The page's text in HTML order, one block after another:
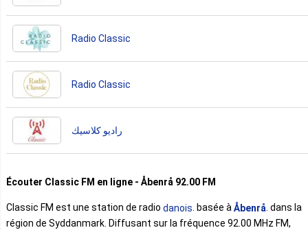
Radio Classic
Radio Classic
راديو كلاسيك
Écouter Classic FM en ligne - Åbenrå 92.00 FM
Classic FM est une station de radio danois . basée à Åbenrå . dans la
région de Syddanmark. Diffusant sur la fréquence 92.00 MHz FM,